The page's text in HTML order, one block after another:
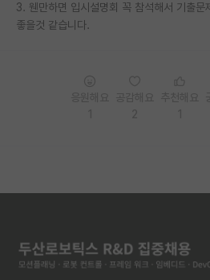
3. 웬만하면 입시설명회 꼭 참석해서 기출문
좋을것 같습니다.